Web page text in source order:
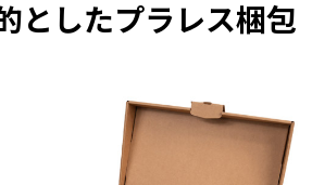
としたプラレス梱包